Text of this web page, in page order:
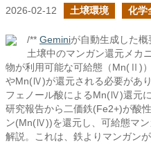
2026-02-12 土壌環境 化学
/** Geminiが自動生成した概
土壌中のマンガン還元メカ
物が利用可能な可給態（Mn(Ⅱ)
やMn(Ⅳ)が還元される必要があ
フェノール酸によるMn(Ⅳ)還元
研究報告から二価鉄(Fe2+)が酸
ン(Mn(Ⅳ))を還元し、可給態マ
解説。これは、鉄よりマンガン